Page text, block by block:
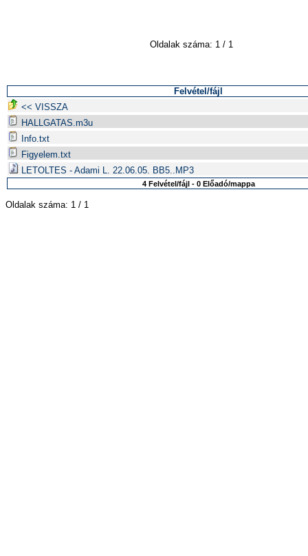
Oldalak száma: 1 / 1
Felvétel/fájl
<< VISSZA
HALLGATAS.m3u
Info.txt
Figyelem.txt
LETOLTES - Adami L. 22.06.05. BB5..MP3
4 Felvétel/fájl - 0 Előadó/mappa
Oldalak száma: 1 / 1